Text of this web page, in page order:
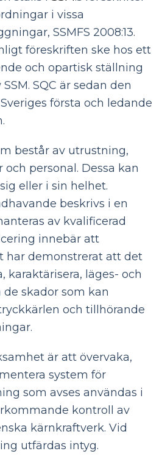
i vissa
SSMFS 2008:13.
föreskriften ske hos ett
och opartisk ställning
SQC är sedan den
första och ledande
består av utrustning,
personal. Dessa kan
eller i sin helhet.
beskrivs i en
av kvalificerad
innebär att
har demonstrerat att det
karaktärisera, läges- och
skador som kan
och tillhörande
är att övervaka,
system för
som avses användas i
kontroll av
kärnkraftverk. Vid
utfärdas intyg.